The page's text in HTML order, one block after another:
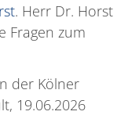
. Herr Dr. Horst
Fragen zum
der Kölner
19.06.2026